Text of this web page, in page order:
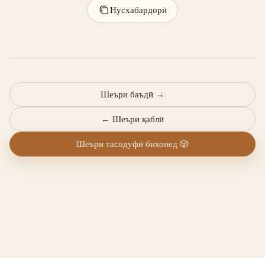
Нусхабардорӣ
← Шеъри қаблӣ
Шеъри баъдӣ →
Шеъри тасодуфӣ бихонед 🎲